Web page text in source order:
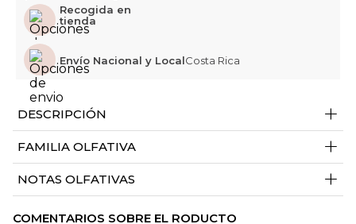
Recogida en
tienda
Envío Nacional y LocalCosta Rica
DESCRIPCIÓN +
FAMILIA OLFATIVA +
NOTAS OLFATIVAS +
COMENTARIOS SOBRE EL RODUCTO